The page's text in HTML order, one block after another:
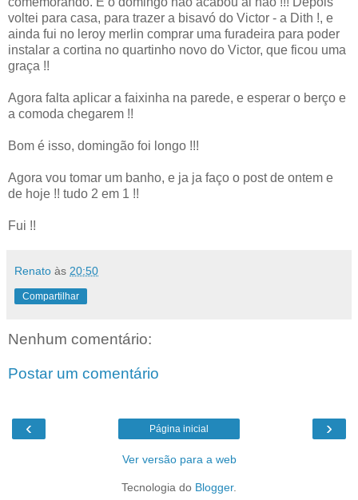
voltei para casa, para trazer a bisavó do Victor - a Dith !, e
ainda fui no leroy merlin comprar uma furadeira para poder
instalar a cortina no quartinho novo do Victor, que ficou uma
graça !!
Agora falta aplicar a faixinha na parede, e esperar o berço e
a comoda chegarem !!
Bom é isso, domingão foi longo !!!
Agora vou tomar um banho, e ja ja faço o post de ontem e
de hoje !! tudo 2 em 1 !!
Fui !!
Renato às 20:50
Compartilhar
Nenhum comentário:
Postar um comentário
‹ ›
Página inicial
Ver versão para a web
Tecnologia do Blogger.